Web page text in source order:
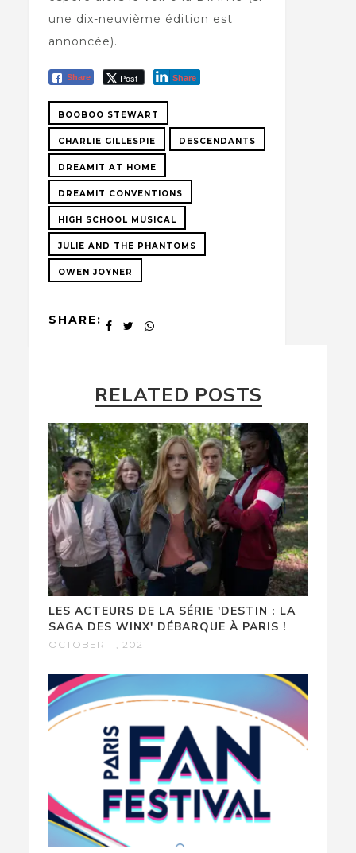
une dix-neuvième édition est
annoncée).
Share Post Share
BOOBOO STEWART
CHARLIE GILLESPIE DESCENDANTS
DREAMIT AT HOME
DREAMIT CONVENTIONS
HIGH SCHOOL MUSICAL
JULIE AND THE PHANTOMS
OWEN JOYNER
SHARE:
RELATED POSTS
LES ACTEURS DE LA SÉRIE 'DESTIN : LA
SAGA DES WINX' DÉBARQUE À PARIS !
OCTOBER 11, 2021